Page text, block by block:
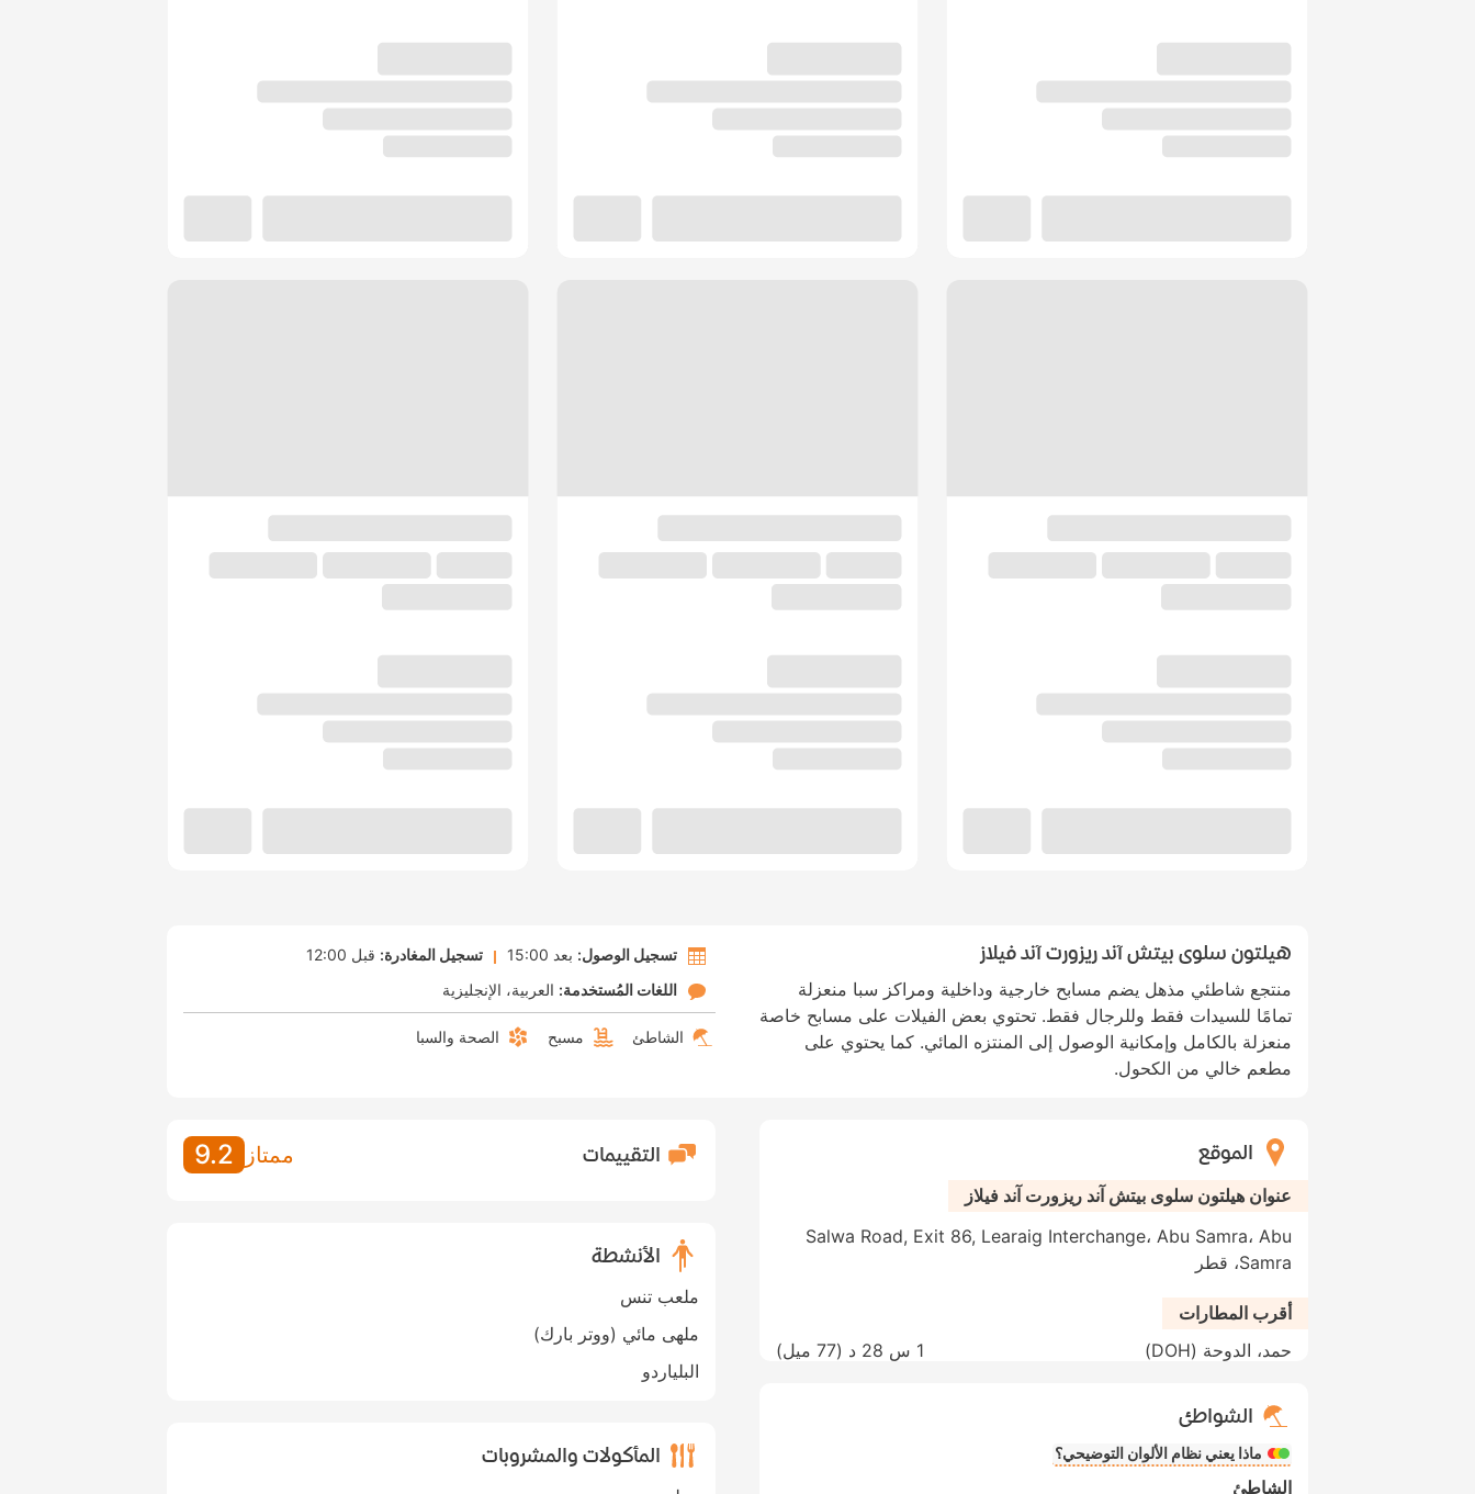
هيلتون سلوى بيتش آند ريزورت آند فيلاز
منتجع شاطئي مذهل يضم مسابح خارجية وداخلية ومراكز سبا منعزلة
تمامًا للسيدات فقط وللرجال فقط. تحتوي بعض الفيلات على مسابح خاصة
منعزلة بالكامل وإمكانية الوصول إلى المنتزه المائي. كما يحتوي على
مطعم خالي من الكحول.
تسجيل الوصول: بعد 15:00 تسجيل المغادرة: قبل 12:00
اللغات المُستخدمة: العربية الإنجليزية
الشاطئ مسبح الصحة والسبا
الموقع
عنوان هيلتون سلوى بيتش آند ريزورت آند فيلاز
Salwa Road, Exit 86, Learaig Interchange، Abu Samra، Abu
Samra، قطر
أقرب المطارات
حمد، الدوحة (DOH)
1 س 28 د ( 77 ميل )
الشواطئ
ماذا يعني نظام الألوان التوضيحي؟
الشاطئ
التقييمات ممتاز 9.2
الأنشطة
ملعب تنس
ملهى مائي (ووتر بارك)
البلياردو
المأكولات والمشروبات